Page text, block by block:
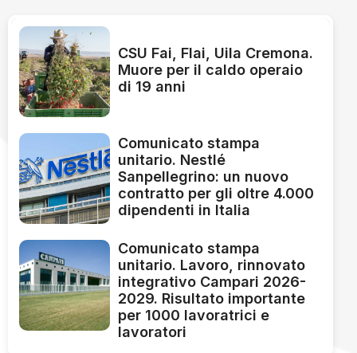
CSU Fai, Flai, Uila Cremona.
Muore per il caldo operaio
di 19 anni
Comunicato stampa
unitario. Nestlé
Sanpellegrino: un nuovo
contratto per gli oltre 4.000
dipendenti in Italia
Comunicato stampa
unitario. Lavoro, rinnovato
integrativo Campari 2026-
2029. Risultato importante
per 1000 lavoratrici e
lavoratori